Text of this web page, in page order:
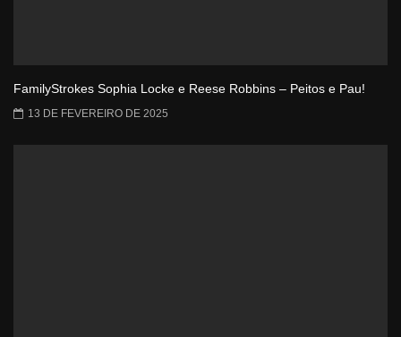
FamilyStrokes Sophia Locke e Reese Robbins – Peitos e Pau!
13 DE FEVEREIRO DE 2025